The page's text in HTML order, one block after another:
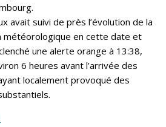
avait suivi de près l’évolution de la
météorologique en cette date et
une alerte orange à 13:38,
6 heures avant l’arrivée des
localement provoqué des